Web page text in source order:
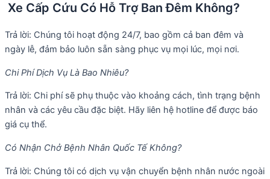
Xe Cấp Cứu Có Hỗ Trợ Ban Đêm Không?
Trả lời: Chúng tôi hoạt động 24/7, bao gồm cả ban đêm và
ngày lễ, đảm bảo luôn sẵn sàng phục vụ mọi lúc, mọi nơi.
Chi Phí Dịch Vụ Là Bao Nhiêu?
Trả lời: Chi phí sẽ phụ thuộc vào khoảng cách, tình trạng bệnh
nhân và các yêu cầu đặc biệt. Hãy liên hệ hotline để được báo
giá cụ thể.
Có Nhận Chở Bệnh Nhân Quốc Tế Không?
Trả lời: Chúng tôi có dịch vụ vận chuyển bệnh nhân nước ngoài